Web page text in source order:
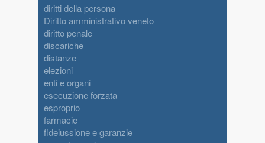
diritti della persona
Diritto amministrativo veneto
diritto penale
discariche
distanze
elezioni
enti e organi
esecuzione forzata
esproprio
farmacie
fideiussione e garanzie